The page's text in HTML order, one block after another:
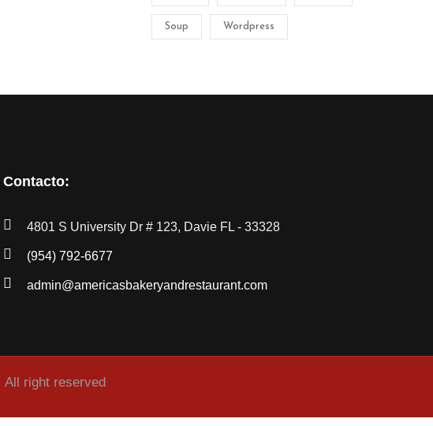
Soup Wordpress
Contacto:
4801 S University Dr # 123, Davie FL - 33328
(954) 792-6677
admin@americasbakeryandrestaurant.com
All right reserved